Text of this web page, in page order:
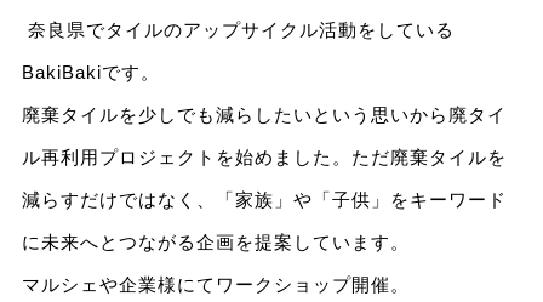
奈良県でタイルのアップサイクル活動をしている
BakiBakiです。
廃棄タイルを少しでも減らしたいという思いから廃タイ
ル再利用プロジェクトを始めました。ただ廃棄タイルを
減らすだけではなく、「家族」や「子供」をキーワード
に未来へとつながる企画を提案しています。
マルシェや企業様にてワークショップ開催。